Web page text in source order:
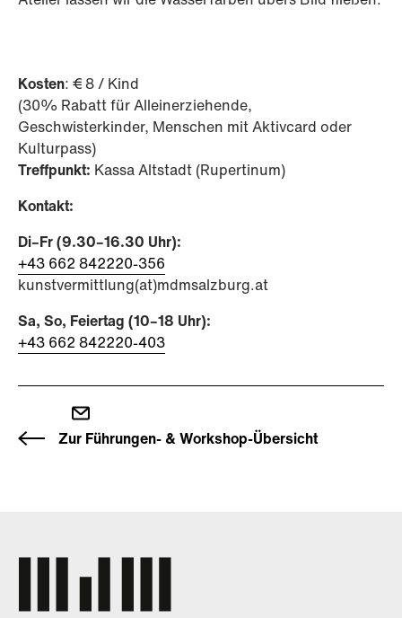
Kosten: € 8 / Kind
(30% Rabatt für Alleinerziehende,
Geschwisterkinder, Menschen mit Aktivcard oder
Kulturpass)
Treffpunkt: Kassa Altstadt (Rupertinum)
Kontakt:
Di–Fr (9.30–16.30 Uhr):
+43 662 842220-356
kunstvermittlung(at)mdmsalzburg.at
Sa, So, Feiertag (10–18 Uhr):
+43 662 842220-403
Zur Führungen- & Workshop-Übersicht